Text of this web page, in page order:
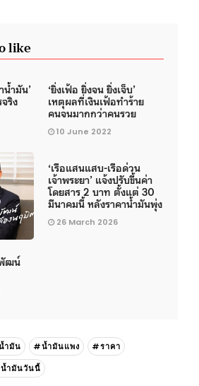
like
น้ำมัน’
ริง
‘ยิ่งเฟ้อ ยิ่งจน ยิ่งเจ็บ’
เหตุผลที่เงินเฟ้อทำร้าย
คนจนมากกว่าคนรวย
10 June 2022
พัฒน์
‘เรือแสนแสบ-เรือด่วน
เจ้าพระยา’ แจ้งปรับขึ้นค่า
โดยสาร 2 บาท ตั้งแต่ 30
มีนาคมนี้ หลังราคาน้ำมันพุ่ง
26 March 2026
ำมัน #น้ำมันแพง
#ราคา
ำมันวันนี้